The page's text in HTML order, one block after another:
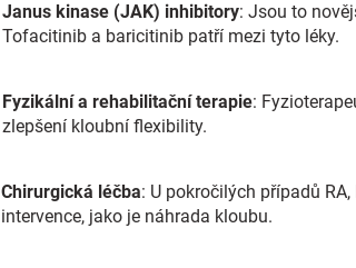
Janus kinase (JAK) inhibitory: Jsou to
Tofacitinib a baricitinib patří mezi tyto léky.
Fyzikální a rehabilitační terapie:
zlepšení kloubní flexibility.
Chirurgická léčba: U pokročilých případů
intervence, jako je náhrada kloubu.